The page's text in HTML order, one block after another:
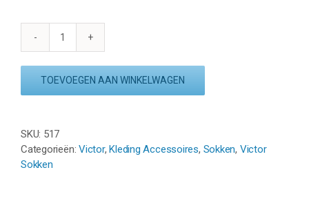
VICTOR
SOX
/
TOEVOEGEN AAN WINKELWAGEN
SKU: 517
Categorieën:Victor,Kleding Accessoires, Sokken, Victor
Sokken